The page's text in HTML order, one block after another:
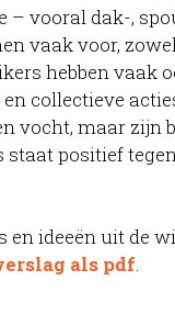
– vooral dak-,
vaak voor,
hebben
collectieve
vocht, maar
staat positief
ideeën uit de
als pdf.